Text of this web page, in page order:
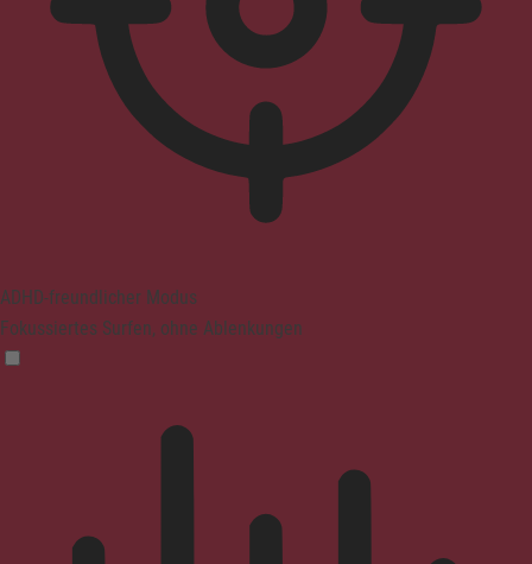
ADHD-freundlicher Modus
Fokussiertes Surfen, ohne Ablenkungen